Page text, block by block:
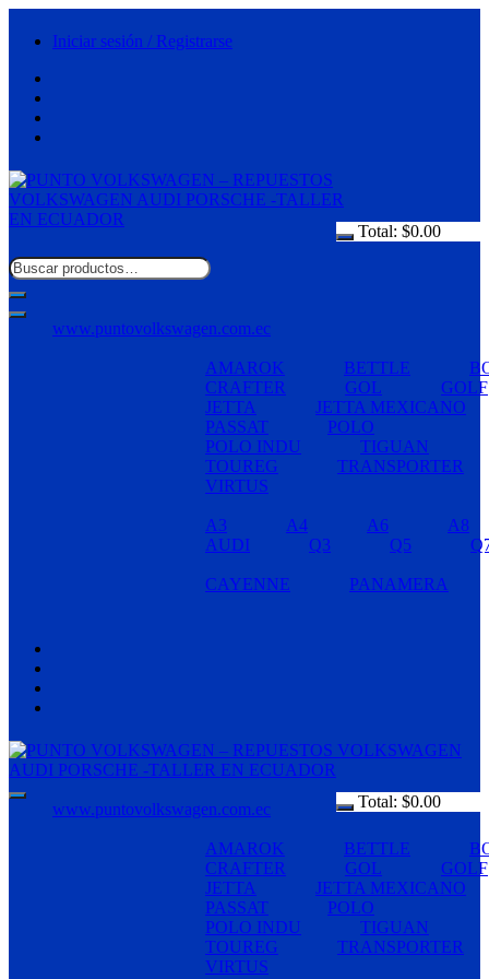
Iniciar sesión / Registrarse
Total: $0.00
www.puntovolkswagen.com.ec
AMAROK BETTLE
CRAFTER
GOL
GOLF
JETTA
JETTA MEXICANO
PASSAT
POLO
POLO INDU
TIGUAN
TOUREG
TRANSPORTER
VIRTUS
A3 A4 A6
A8
AUDI
Q3 Q5
CAYENNE PANAMERA
Total: $0.00
www.puntovolkswagen.com.ec
AMAROK BETTLE
CRAFTER
GOL
GOLF
JETTA
JETTA MEXICANO
PASSAT
POLO
POLO INDU
TIGUAN
TOUREG
TRANSPORTER
VIRTUS